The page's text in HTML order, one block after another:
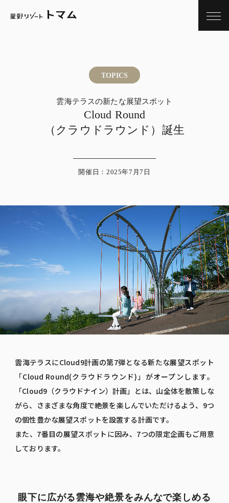
TOPICS
雲海テラスの新たな展望スポット
Cloud Round
（クラウドラウンド）誕生
開催日：2025年7月7日
雲海テラスにCloud9計画の第7弾となる新たな展望スポット
「Cloud Round(クラウドラウンド)」がオープンします。
「Cloud9（クラウドナイン）計画」とは、山全体を散策しな
がら、さまざまな角度で絶景を楽しんでいただけるよう、9つ
の個性豊かな展望スポットを設置する計画です。
また、7番目の展望スポットに因み、7つの限定企画もご用意
しております。
眼下に広がる雲海や絶景をみんなで楽しめる